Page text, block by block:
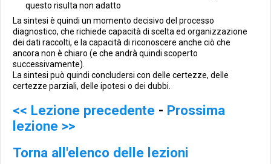
questo risulta non adatto
La sintesi è quindi un momento decisivo del processo
diagnostico, che richiede capacità di scelta ed organizzazione
dei dati raccolti, e la capacità di riconoscere anche ciò che
ancora non è chiaro (e che andrà quindi scoperto
successivamente).
La sintesi può quindi concludersi con delle certezze, delle
certezze parziali, delle ipotesi o dei dubbi.
<< Lezione precedente - Prossima
lezione >>
Torna all'elenco delle lezioni